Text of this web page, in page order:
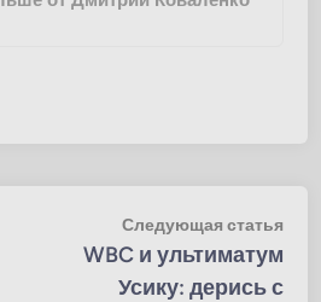
Следующая статья
WBC и ультиматум
Усику: дерись с